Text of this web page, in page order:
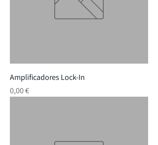
Amplificadores Lock-In
Preço
0,00 €